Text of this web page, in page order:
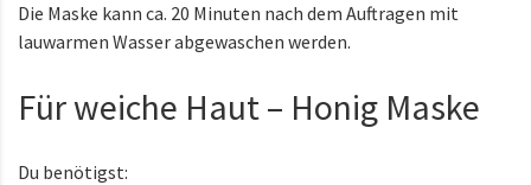
Die Maske kann ca. 20 Minuten nach dem Auftragen mit
lauwarmen Wasser abgewaschen werden.
Für weiche Haut – Honig Maske
Du benötigst: